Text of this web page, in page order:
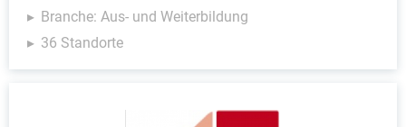
Branche: Aus- und Weiterbildung
36 Standorte